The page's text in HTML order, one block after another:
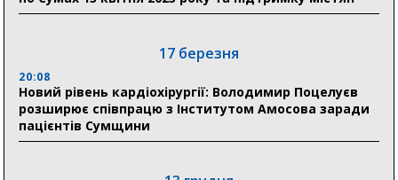
Сумщини профінансував 2,5 млрд грн у липні
У Сумах завершили першочергові роботи після
атак: Ніколаєнко підбив підсумки ліквідації
наслідків
17 березня
20:08
Новий рівень кардіохірургії: Володимир Поцелуєв
розширює співпрацю з Інститутом Амосова заради
пацієнтів Сумщини